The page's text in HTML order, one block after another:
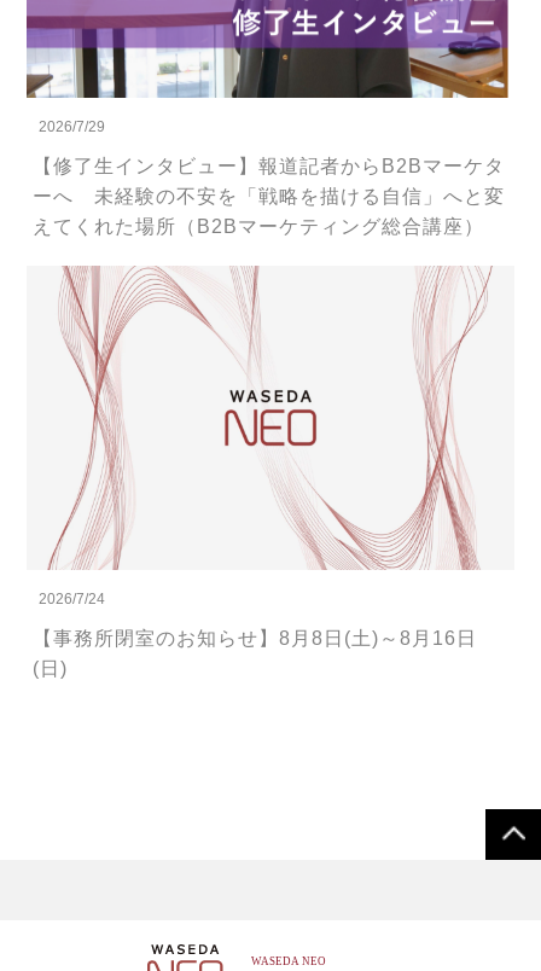
2026/7/29
【修了生インタビュー】報道記者からB2Bマーケタ
ーへ 未経験の不安を「戦略を描ける自信」へと変
えてくれた場所（B2Bマーケティング総合講座）
2026/7/24
【事務所閉室のお知らせ】8月8日(土)～8月16日
(日)